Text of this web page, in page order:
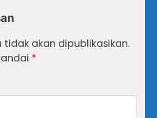
akan dipublikasikan.
*